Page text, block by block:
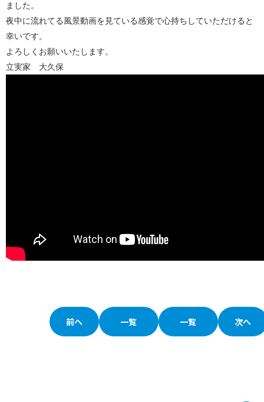
ました。
夜中に流れてる風景動画を見ている感覚で心持ちしていただけると
幸いです。
よろしくお願いいたします。
立実家 大久保
前へ 一覧 一覧 次へ